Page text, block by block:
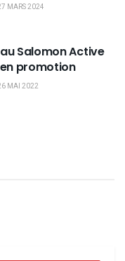
MARS 2024
Salomon Active
promotion
MAI 2022